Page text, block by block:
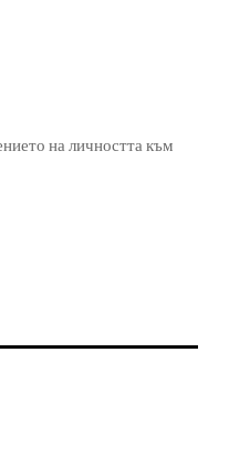
на личността към